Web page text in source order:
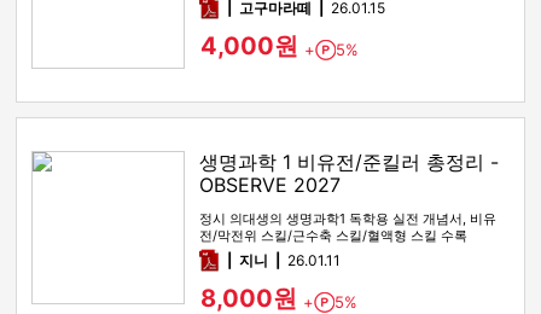
pdf고구마라떼 26.01.15
4,000원 + Point
5%
생명과학 1 비유전/준킬러 총정리 -
OBSERVE 2027
정시 의대생의 생명과학1 독학용 실전 개념서, 비유
전/막전위 스킬/근수축 스킬/혈액형 스킬 수록
pdf지니 26.01.11
8,000원 + Point
5%